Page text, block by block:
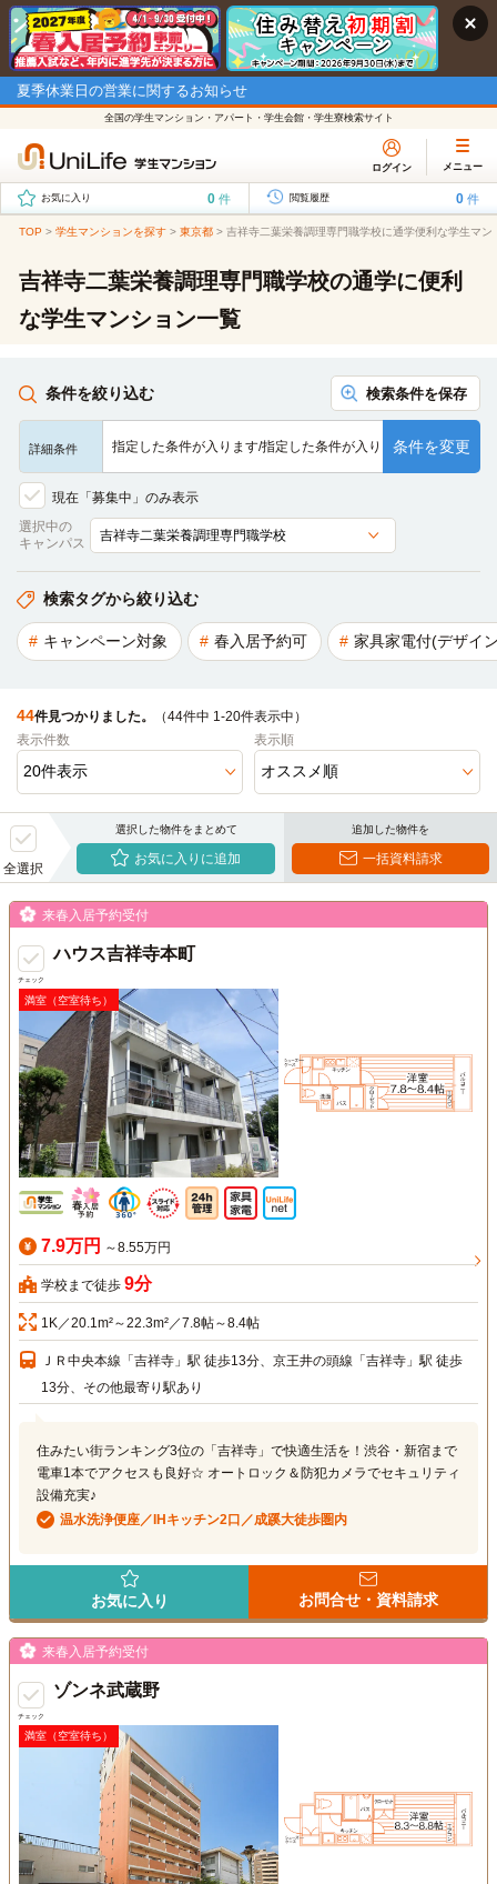
夏季休業日の営業に関するお知らせ
全国の学生マンション・アパート・学生会館・学生寮検索サイト
ログイン メニュー
お気に入り 0 件 閲覧履歴 0 件
TOP > 学生マンションを探す > 東京都 > 吉祥寺二葉栄養調理専門職学校に通学便利な学生マン
吉祥寺二葉栄養調理専門職学校の通学に便利
な学生マンション一覧
条件を絞り込む 検索条件を保存
詳細条件 指定した条件が入ります/指定した条件が入ります/指定した条…
条件を変更
現在「募集中」のみ表示
選択中の
キャンパス
検索タグから絞り込む
キャンペーン対象 春入居予約可 家具家電付(デザイ
44件見つかりました。
（44件中 1-20件表示中）
表示件数
表示順
全選択
選択した物件をまとめて
お気に入りに追加
追加した物件を
一括資料請求
チェック
来春入居予約受付
ハウス吉祥寺本町
満室（空室待ち）
7.9万円 ～8.55万円
学校まで徒歩 9分
1K／20.1m²～22.3m²／7.8帖～8.4帖
ＪＲ中央本線「吉祥寺」駅 徒歩13分、京王井の頭線「吉祥寺」駅 徒歩
13分、その他最寄り駅あり
住みたい街ランキング3位の「吉祥寺」で快適生活を！渋谷・新宿まで
電車1本でアクセスも良好☆ オートロック＆防犯カメラでセキュリティ
設備充実♪
温水洗浄便座／IHキッチン2口／成蹊大徒歩圏内
お気に入り お問合せ・資料請求
チェック
来春入居予約受付
ゾンネ武蔵野
満室（空室待ち）